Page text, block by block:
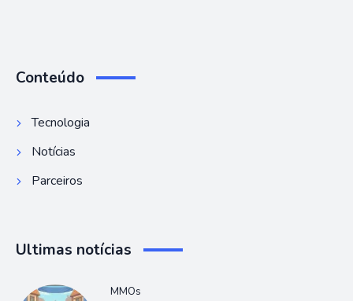
Conteúdo
Tecnologia
Notícias
Parceiros
Ultimas notícias
MMOs